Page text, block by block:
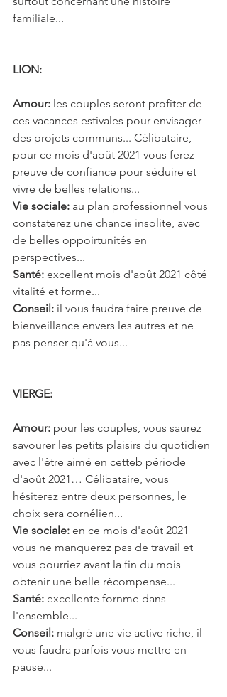
familiale...
LION:
Amour: les couples seront profiter de
ces vacances estivales pour envisager
des projets communs... Célibataire,
pour ce mois d'août 2021 vous ferez
preuve de confiance pour séduire et
vivre de belles relations...
Vie sociale: au plan professionnel vous
constaterez une chance insolite, avec
de belles oppoirtunités en
perspectives...
Santé: excellent mois d'août 2021 côté
vitalité et forme...
Conseil: il vous faudra faire preuve de
bienveillance envers les autres et ne
pas penser qu'à vous...
VIERGE:
Amour: pour les couples, vous saurez
savourer les petits plaisirs du quotidien
avec l'être aimé en cetteb période
d'août 2021… Célibataire, vous
hésiterez entre deux personnes, le
choix sera cornélien...
Vie sociale: en ce mois d'août 2021
vous ne manquerez pas de travail et
vous pourriez avant la fin du mois
obtenir une belle récompense...
Santé: excellente fornme dans
l'ensemble...
Conseil: malgré une vie active riche, il
vous faudra parfois vous mettre en
pause...